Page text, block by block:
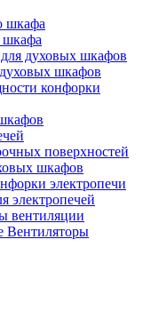
шкафа
шкафа
духовых шкафов
шкафов
конфорки
поверхностей
шкафов
электропечи
электропечей
вентиляции
Вентиляторы